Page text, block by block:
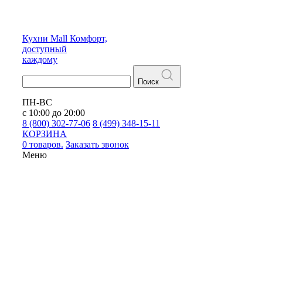
Кухни Mall Комфорт,
доступный
каждому
Поиск
ПН-ВС
с 10:00 до 20:00
8 (800) 302-77-06 8 (499) 348-15-11
КОРЗИНА
0 товаров. Заказать звонок
Меню